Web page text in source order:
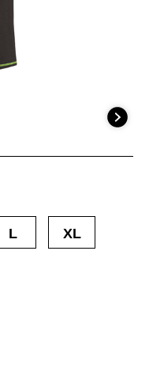
L XL